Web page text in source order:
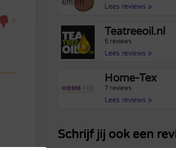
0
Lees reviews »
Teatreeoil.nl
5 reviews
Lees reviews »
Home-Tex
7 reviews
Lees reviews »
Schrijf jij ook een